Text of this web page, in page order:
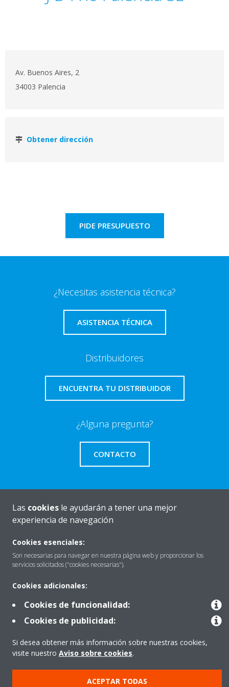
Av. Buenos Aires, 2
34003 Palencia
Obtener dirección
PIDE PRESUPUESTO
¿Necesitas asistencia técnica?
ASISTENCIA TÉCNICA
Distribuidores
ENCUENTRA TU DISTRIBUIDOR
¿Alguna pregunta?
CONTACTO
Quiénes somos
Destacados
Contactar con Daikin
Copyright © Daikin
Las cookies le ayudarán a tener una mejor
experiencia de navegación
Cookies esenciales:
Son necesarias para navegar en nuestra página web y proporcionar los
servicios solicitados ("cookies necesarias").
Cookies adicionales:
Cookies de funcionalidad:
Cookies de publicidad:
Si desea obtener más información sobre nuestras cookies,
visite nuestro Aviso sobre cookies.
ACEPTAR TODAS